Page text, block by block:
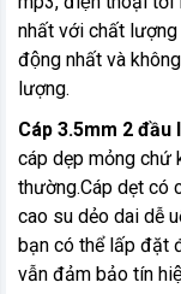
nhất với chất lượng
động nhất và
lượng.
Cáp 3.5mm 2
cáp dẹp mỏng chứ
thường.Cáp dẹt có
cao su dẻo dai dễ
bạn có thể lấp đặt
vẫn đảm bảo tín